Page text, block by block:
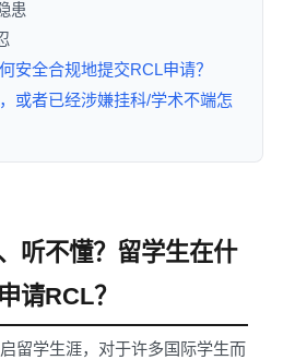
患
安全合规地提交RCL申请？
或者已经涉嫌挂科/学术不端怎
听不懂？留学生在什
请RCL？
留学生涯，对于许多国际学生而